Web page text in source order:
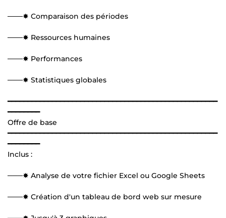
───✸ Comparaison des périodes
───✸ Ressources humaines
───✸ Performances
───✸ Statistiques globales
━━━━━━━━━━━━━━━━━━━━━━━━━━━━━━━━━━━━━━━━━━━━━━━━━━━━
━━━━━━━━
Offre de base
━━━━━━━━━━━━━━━━━━━━━━━━━━━━━━━━━━━━━━━━━━━━━━━━━━━━
━━━━━━━━
Inclus :
───✸ Analyse de votre fichier Excel ou Google Sheets
───✸ Création d'un tableau de bord web sur mesure